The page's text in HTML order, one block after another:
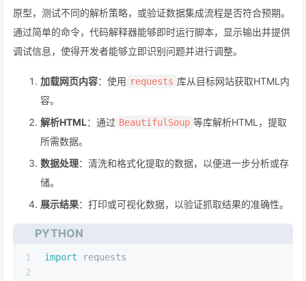
原型，测试不同的解析策略，或验证数据集成流程是否符合预期。
通过简单的命令，代码解释器能够即时运行脚本，显示输出并提供
调试信息，使得开发者能够立即识别问题并进行调整。
加载网页内容：使用 requests 库从目标网站获取HTML内
容。
解析HTML：通过 BeautifulSoup 等库解析HTML，提取
所需数据。
数据处理：清洗和格式化提取的数据，以便进一步分析或存
储。
展示结果：打印或可视化数据，以验证抓取结果的准确性。
PYTHON
1
2
import requests